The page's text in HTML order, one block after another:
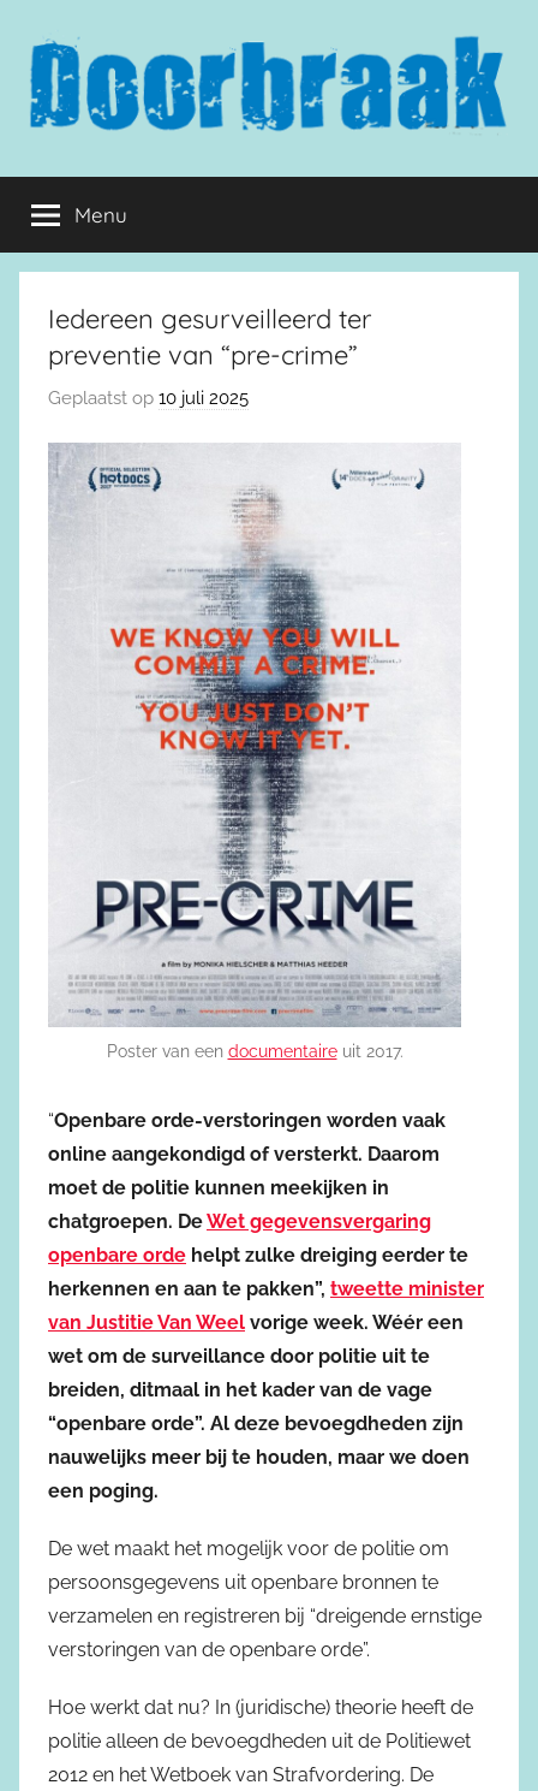
inhoud
springen
Doorbraak.eu
Menu
Iedereen gesurveilleerd ter
preventie van “pre-crime”
Geplaatst op 10 juli 2025
Poster van een documentaireuit 2017.
“Openbare orde-verstoringen worden vaak
online aangekondigd of versterkt. Daarom
moet de politie kunnen meekijken in
chatgroepen. DeWet gegevensvergaring
openbare orde helpt zulke dreiging eerder te
herkennen en aan te pakken”, tweette minister
van Justitie Van Weel vorige week. Wéér een
wet om de surveillance door politie uit te
breiden, ditmaal in het kader van de vage
“openbare orde”. Al deze bevoegdheden zijn
nauwelijks meer bij te houden, maar we doen
een poging.
De wet maakt het mogelijk voor de politie om
persoonsgegevens uit openbare bronnen te
verzamelen en registreren bij “dreigende ernstige
verstoringen van de openbare orde”.
Hoe werkt dat nu? In (juridische) theorie heeft de
politie alleen de bevoegdheden uit de Politiewet
2012 en het Wetboek van Strafvordering. De